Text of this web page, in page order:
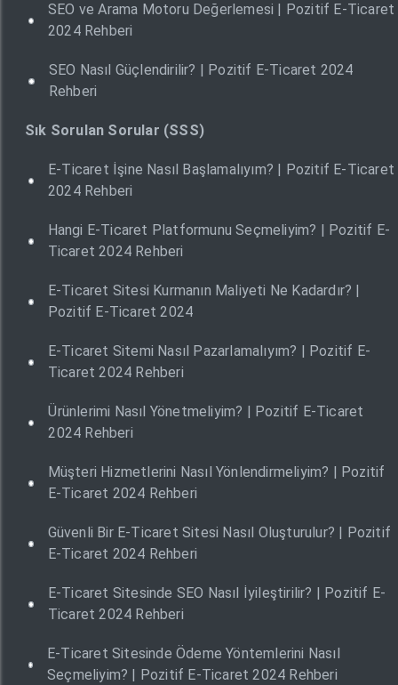
SEO ve Arama Motoru Değerlemesi | Pozitif E-Ticaret
2024 Rehberi
SEO Nasıl Güçlendirilir? | Pozitif E-Ticaret 2024
Rehberi
Sık Sorulan Sorular (SSS)
E-Ticaret İşine Nasıl Başlamalıyım? | Pozitif E-Ticaret
2024 Rehberi
Hangi E-Ticaret Platformunu Seçmeliyim? | Pozitif E-
Ticaret 2024 Rehberi
E-Ticaret Sitesi Kurmanın Maliyeti Ne Kadardır? |
Pozitif E-Ticaret 2024
E-Ticaret Sitemi Nasıl Pazarlamalıyım? | Pozitif E-
Ticaret 2024 Rehberi
Ürünlerimi Nasıl Yönetmeliyim? | Pozitif E-Ticaret
2024 Rehberi
Müşteri Hizmetlerini Nasıl Yönlendirmeliyim? | Pozitif
E-Ticaret 2024 Rehberi
Güvenli Bir E-Ticaret Sitesi Nasıl Oluşturulur? | Pozitif
E-Ticaret 2024 Rehberi
E-Ticaret Sitesinde SEO Nasıl İyileştirilir? | Pozitif E-
Ticaret 2024 Rehberi
E-Ticaret Sitesinde Ödeme Yöntemlerini Nasıl
Seçmeliyim? | Pozitif E-Ticaret 2024 Rehberi